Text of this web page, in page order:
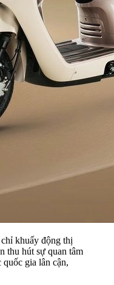
khuấy động thị
thu hút sự quan tâm
gia lân cận,